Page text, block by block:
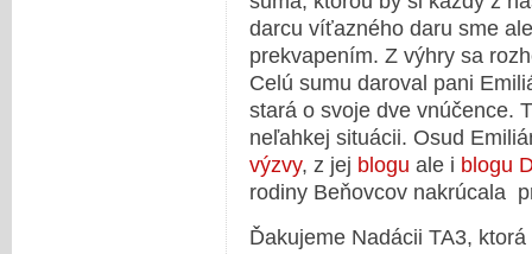
darcu víťazného daru sme
prekvapením. Z výhry sa
Celú sumu daroval pani
stará o svoje dve vnúčence.
neľahkej situácii. Osud
výzvy, z jej blogu ale i blogu
rodiny Beňovcov nakrúcala
Ďakujeme Nadácii TA3,